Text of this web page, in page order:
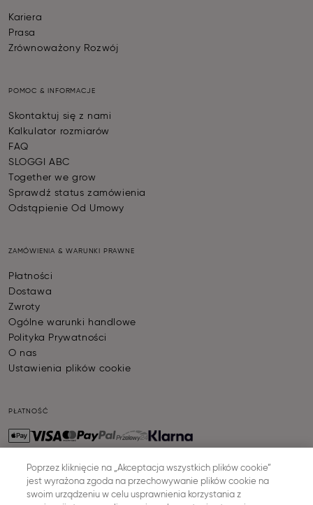
Kariera
Prasa
Zrównoważony Rozwój
POMOC & INFORMACJE
Skontaktuj się z nami
Kalkulator rozmiarów
FAQ
SLOGGI ABC
Together we grow
Sprawdź status zamówienia
Odstąpienie Od Umowy
ZAMÓWIENIA & WARUNKI PRAWNE
Płatności
Dostawa
Zwroty
Ogólne warunki handlowe
Polityka Prywatności
O nas
Ustawienia plików cookie
PŁATNOŚĆ
WYSYŁKA
Poprzez kliknięcie na „Akceptacja wszystkich plików cookie”
jest wyrażona zgoda na przechowywanie plików cookie na
swoim urządzeniu w celu usprawnienia korzystania z